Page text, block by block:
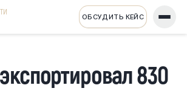
ОБСУДИТЬ КЕЙС
830